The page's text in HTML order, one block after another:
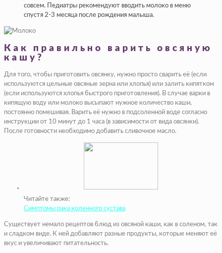
совсем. Педиатры рекомендуют вводить молоко в меню
спустя 2-3 месяца после рождения малыша.
Как правильно варить овсяную
кашу?
Для того, чтобы приготовить овсянку, нужно просто сварить её (если
используются цельные овсяные зерна или хлопья) или залить кипятком
(если используются хлопья быстрого приготовления). В случае варки в
кипящую воду или молоко высыпают нужное количество каши,
постоянно помешивая. Варить её нужно в подсоленной воде согласно
инструкции от 10 минут до 1 часа (в зависимости от вида овсянки).
После готовности необходимо добавить сливочное масло.
Читайте также:
Симптомы рака коленного сустава
Существует немало рецептов блюд из овсяной каши, как в соленом, так
и сладком виде. К ней добавляют разные продукты, которые меняют её
вкус и увеличивают питательность.